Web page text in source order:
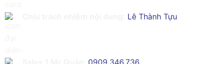
Lê Thành Tựu